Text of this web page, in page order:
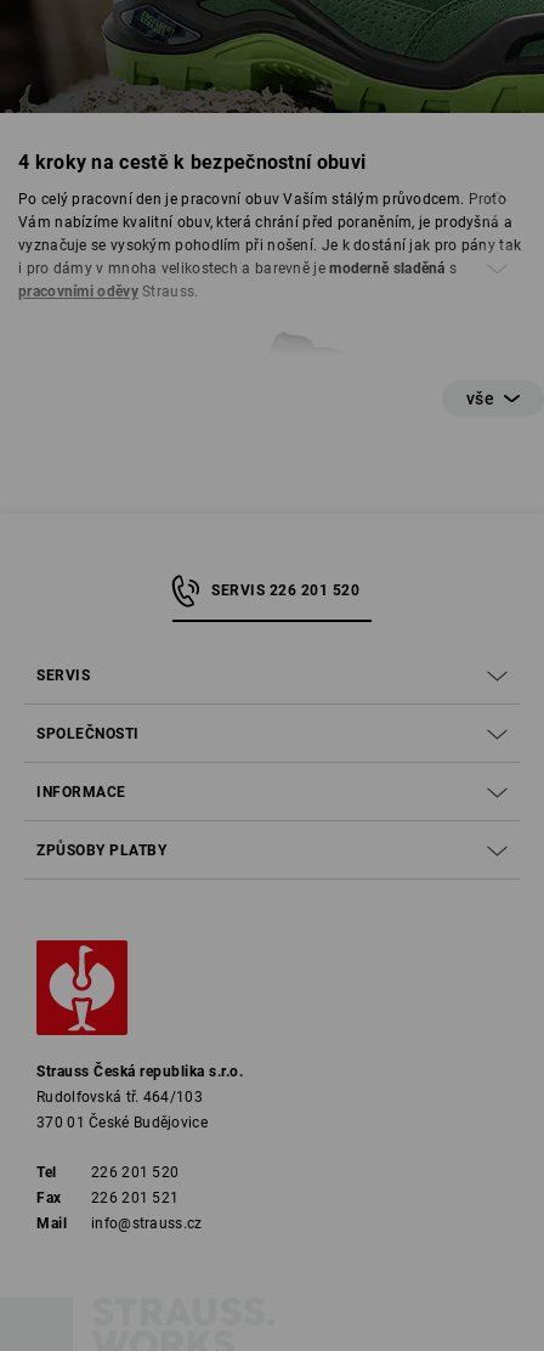
BEZPEČNOSTNÍ OBUV
4 kroky na cestě k bezpečnostní obuvi
Po celý pracovní den je pracovní obuv Vaším stálým průvodcem. Proto
Vám nabízíme kvalitní obuv, která chrání před poraněním, je prodyšná a
vyznačuje se vysokým pohodlím při nošení. Je k dostání jak pro pány tak
i pro dámy v mnoha velikostech a barevně jemoderně sladěná s
pracovními oděvyStrauss.
Krok 1 - Co znamená S1, S2, S3 a Co.?
Základní obuv (tužinka na ochranu prstů u nohou a
Jako S1 + P (odolnost vůči protržení)
Jako S1 + WPA (odolnost horní části obuvi vůči průsaku
vody a nasákavosti min. na 60 minut)
profilovaná podrážka
SERVIS 226 201 520
SERVIS
SPOLEČNOSTI
INFORMACE
ZPŮSOBY PLATBY
Strauss Česká republika s.r.o.
Rudolfovská tř. 464/103
370 01 České Budějovice
Tel
226 201 520
Fax
226 201 521
Mail
info@strauss.cz